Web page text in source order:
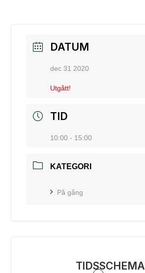
DATUM
dec 31 2020
Utgått!
TID
10:00 - 15:00
KATEGORI
På gång
TIDSSCHEMA